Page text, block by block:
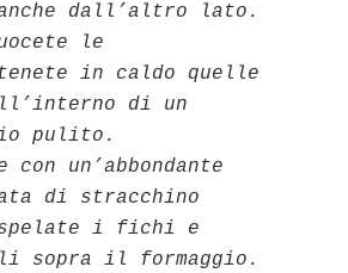
dall’altro lato.
le
in caldo quelle
di un
pulito.
un’abbondante
di stracchino
i fichi e
sopra il formaggio.